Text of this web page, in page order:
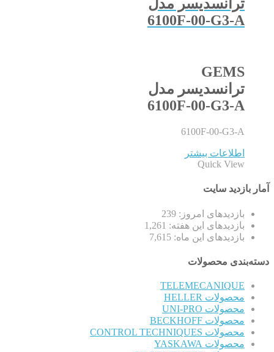
ترانسدیسر مدل
6100F-00-G3-A
GEMS
ترانسدیسر مدل
6100F-00-G3-A
6100F-00-G3-A
اطلاعات بیشتر
Quick View
آمار بازدید سایت
بازدیدهای امروز: 239
بازدیدهای این هفته: 1,261
بازدیدهای این ماه: 7,615
دسته‌بندی محصولات
TELEMECANIQUE
محصولات HELLER
محصولات UNI-PRO
محصولات BECKHOFF
محصولات CONTROL TECHNIQUES
محصولات YASKAWA